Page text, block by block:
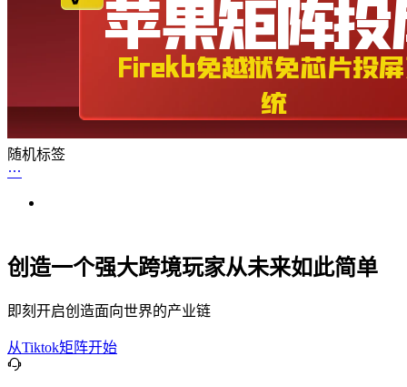
随机标签
创造一个强大跨境玩家从未来如此简单
即刻开启创造面向世界的产业链
从Tiktok矩阵开始